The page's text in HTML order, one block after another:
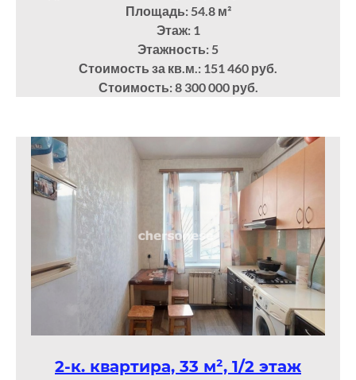
Площадь: 54.8м²
Этаж: 1
Этажность: 5
Стоимость за кв.м.: 151 460 руб.
Стоимость: 8 300 000 руб.
2-к. квартира, 33 м², 1/2 этаж